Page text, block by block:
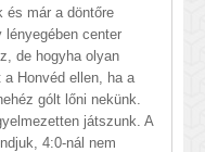
és már a döntőre
lényegében center
de hogyha olyan
Honvéd ellen, ha a
gólt lőni nekünk.
játszunk. A
4:0-nál nem